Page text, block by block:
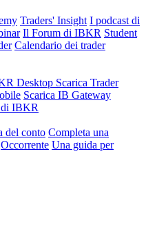
Traders' Insight I podcast di
Il Forum di IBKR Student
Calendario dei trader
Desktop Scarica Trader
Scarica IB Gateway
di IBKR
del conto Completa una
Occorrente Una guida per